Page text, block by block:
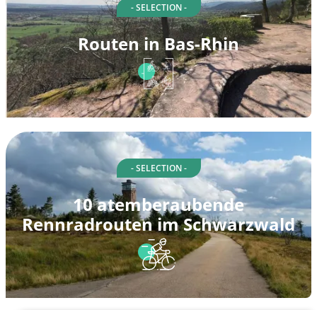
- SELECTION -
Routen in Bas-Rhin
- SELECTION -
10 atemberaubende
Rennradrouten im Schwarzwald